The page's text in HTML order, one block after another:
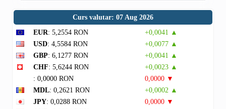
Curs valutar: 07 Aug 2026
EUR: 5,2554 RON
+0,0041 ▲
USD: 4,5584 RON
+0,0077 ▲
GBP: 6,1277 RON
+0,0041 ▲
CHF: 5,6244 RON
+0,0023 ▲
: 0,0000 RON
0,0000 ▼
MDL: 0,2621 RON
+0,0002 ▲
JPY: 0,0288 RON
0,0000 ▼